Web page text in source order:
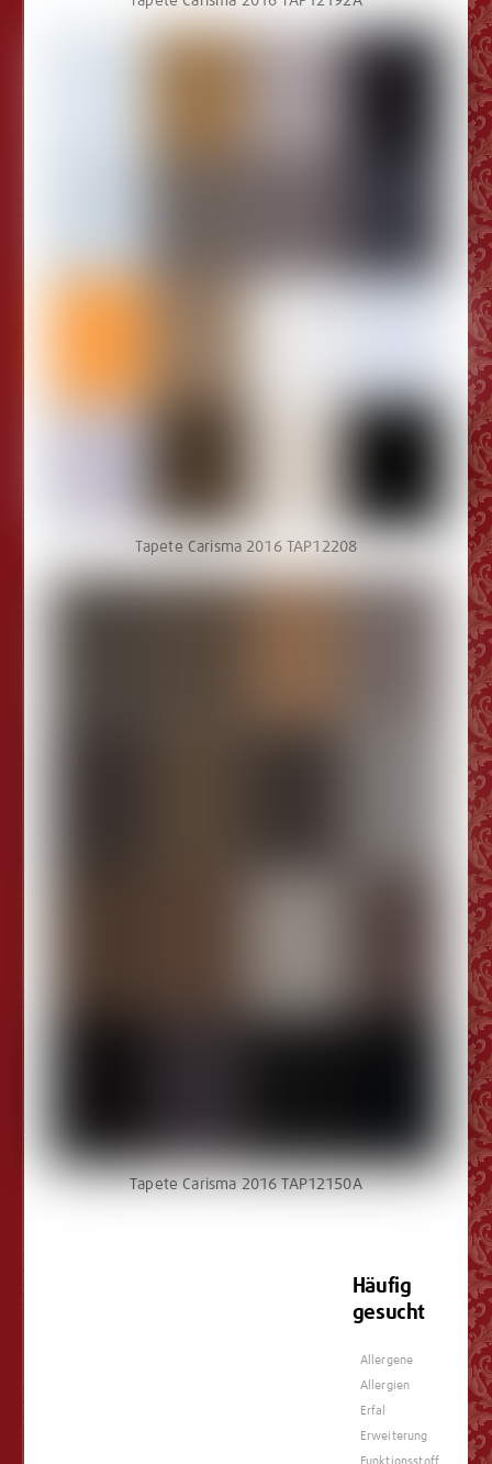
Tapete Carisma 2016 TAP12208
Tapete Carisma 2016 TAP12150A
Häufig
gesucht
Allergene
Allergien
Erfal
Erweiterung
Funktionsstoff